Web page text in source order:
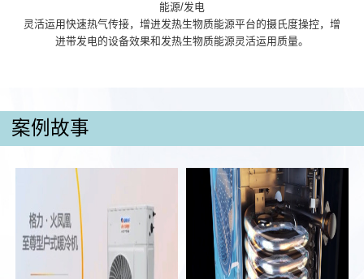
能源/发电
灵活运用快速热气传接，增进发热生物质能源平台的摄氏度操控，增
进带发电的设备效果和发热生物质能源灵活运用质量。
案例故事